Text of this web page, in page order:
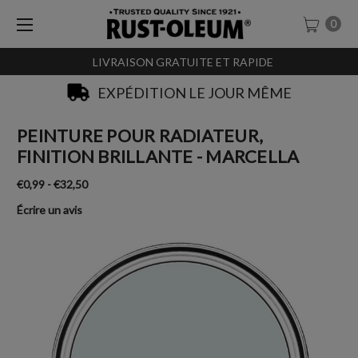
LIVRAISON GRATUITE ET RAPIDE
0
SACHET-TESTEURS À 0,99€
PEINTURE POUR RADIATEUR,
FINITION BRILLANTE - MARCELLA
€0,99 - €32,50
Écrire un avis